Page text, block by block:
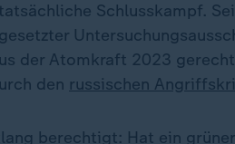
Schlusskampf.
der Atomkraft 2023
den russischen
berechtigt: Hat ein